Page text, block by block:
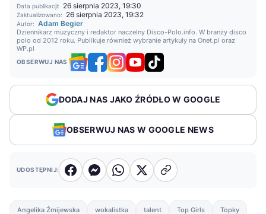
Data publikacji: 26 sierpnia 2023, 19:30
Zaktualizowano: 26 sierpnia 2023, 19:32
Autor: Adam Begier
Dziennikarz muzyczny i redaktor naczelny Disco-Polo.info. W branży disco
polo od 2012 roku. Publikuje również wybranie artykuły na Onet.pl oraz
WP.pl
OBSERWUJ NAS
DODAJ NAS JAKO ŹRÓDŁO W GOOGLE
OBSERWUJ NAS W GOOGLE NEWS
UDOSTĘPNIJ:
Angelika Żmijewska wokalistka talent Top Girls Topky